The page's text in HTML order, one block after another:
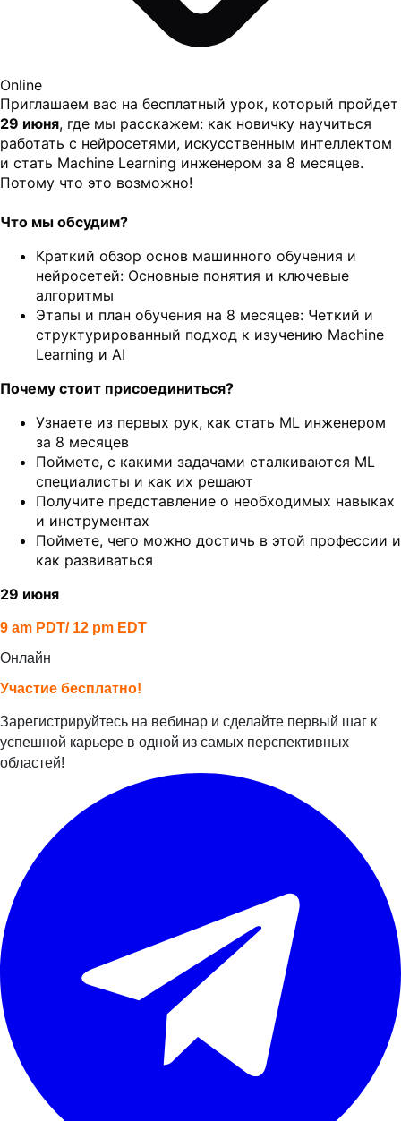
Online
Приглашаем вас на бесплатный урок, который пройдет
29 июня, где мы расскажем: как новичку научиться
работать с нейросетями, искусственным интеллектом
и стать Machine Learning инженером за 8 месяцев.
Потому что это возможно!
Что мы обсудим?
Краткий обзор основ машинного обучения и
нейросетей: Основные понятия и ключевые
алгоритмы
Этапы и план обучения на 8 месяцев: Четкий и
структурированный подход к изучению Machine
Learning и AI
Почему стоит присоединиться?
Узнаете из первых рук, как стать ML инженером
за 8 месяцев
Поймете, с какими задачами сталкиваются ML
специалисты и как их решают
Получите представление о необходимых навыках
и инструментах
Поймете, чего можно достичь в этой профессии и
как развиваться
29 июня
9 am PDT/ 12 pm EDT
Онлайн
Участие бесплатно!
Зарегистрируйтесь на вебинар и сделайте первый шаг к
успешной карьере в одной из самых перспективных
областей!